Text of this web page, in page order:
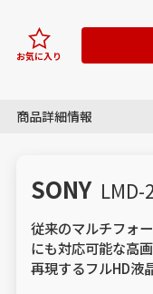
お気に入り
商品詳細情報
SONY LMD-
従来のマルチフォ
にも対応可能な高
再現するフルHD液